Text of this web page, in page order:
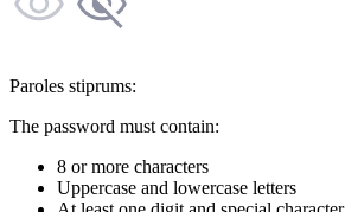
Paroles stiprums:
The password must contain:
8 or more characters
Uppercase and lowercase letters